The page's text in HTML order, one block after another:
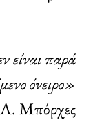
είναι παρά
όνειρο»
Μπόρχες